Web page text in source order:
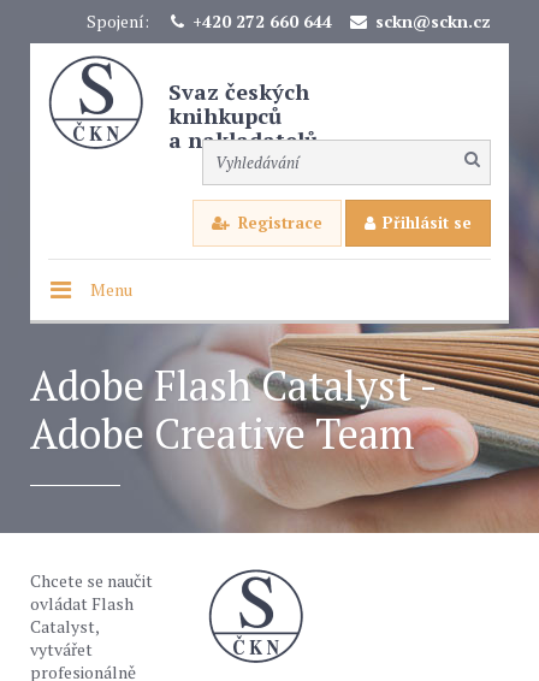
Spojení: +420 272 660 644 sckn@sckn.cz
Svaz českých
knihkupců
a nakladatelů
Registrace Přihlásit se
Menu
Adobe Flash Catalyst -
Adobe Creative Team
Chcete se naučit
ovládat Flash
Catalyst,
vytvářet
profesionálně